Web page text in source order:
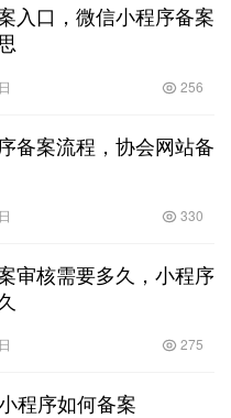
入口，微信小程序备案
256
备案流程，协会网站备
330
审核需要多久，小程序
275
程序如何备案